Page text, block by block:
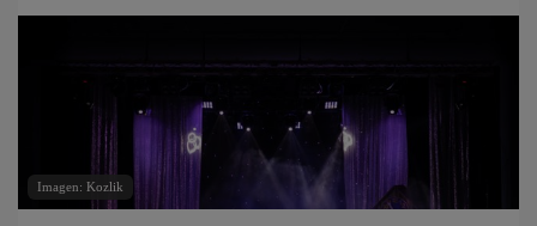
Imagen: Kozlik